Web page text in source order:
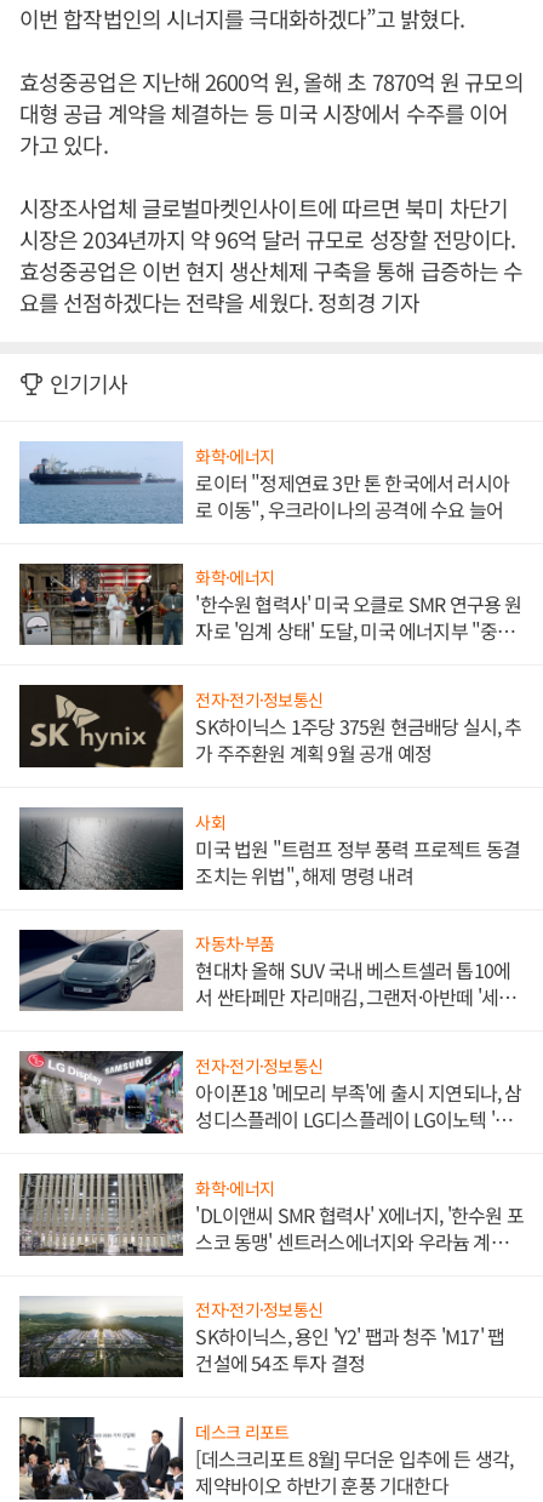
이번 합작법인의 시너지를 극대화하겠다”고 밝혔다.
효성중공업은 지난해 2600억 원, 올해 초 7870억 원 규모의
대형 공급 계약을 체결하는 등 미국 시장에서 수주를 이어
가고 있다.
시장조사업체 글로벌마켓인사이트에 따르면 북미 차단기
시장은 2034년까지 약 96억 달러 규모로 성장할 전망이다.
효성중공업은 이번 현지 생산체제 구축을 통해 급증하는 수
요를 선점하겠다는 전략을 세웠다. 정희경 기자
인기기사
화학·에너지
로이터 "정제연료 3만 톤 한국에서 러시아
로 이동", 우크라이나의 공격에 수요 늘어
화학·에너지
'한수원 협력사' 미국 오클로 SMR 연구용 원
자로 '임계 상태' 도달, 미국 에너지부 "중요
전자·전기·정보통신
SK하이닉스 1주당 375원 현금배당 실시, 추
가 주주환원 계획 9월 공개 예정
사회
미국 법원 "트럼프 정부 풍력 프로젝트 동결
조치는 위법", 해제 명령 내려
자동차·부품
현대차 올해 SUV 국내 베스트셀러 톱10에
서 싼타페만 자리매김, 그랜저·아반떼 '세단
전자·전기·정보통신
아이폰18 '메모리 부족'에 출시 지연되나, 삼
성디스플레이 LG디스플레이 LG이노텍 '탈
화학·에너지
'DL이앤씨 SMR 협력사' X에너지, '한수원 포
스코 동맹' 센트러스에너지와 우라늄 계약
전자·전기·정보통신
SK하이닉스, 용인 'Y2' 팹과 청주 'M17' 팹
건설에 54조 투자 결정
데스크 리포트
[데스크리포트 8월] 무더운 입추에 든 생각,
제약바이오 하반기 훈풍 기대한다